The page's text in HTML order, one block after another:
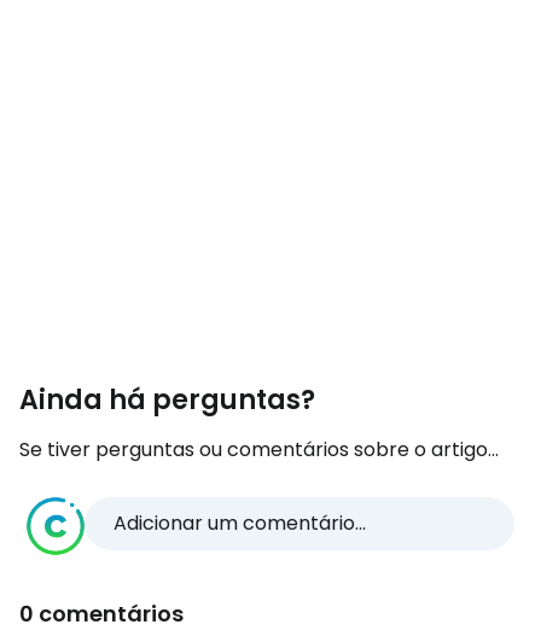
Ainda há perguntas?
Se tiver perguntas ou comentários sobre o artigo...
Adicionar um comentário...
0 comentários